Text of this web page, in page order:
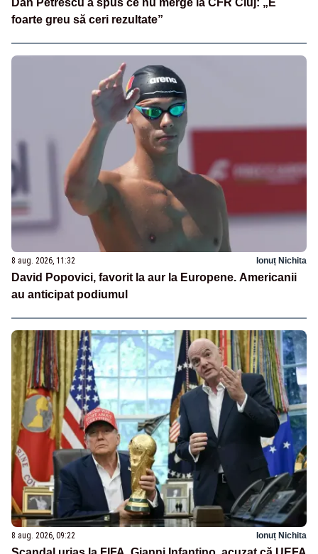
Dan Petrescu a spus ce nu merge la CFR Cluj: „E
foarte greu să ceri rezultate”
8 aug. 2026, 11:32 Ionuț Nichita
David Popovici, favorit la aur la Europene. Americanii
au anticipat podiumul
8 aug. 2026, 09:22 Ionuț Nichita